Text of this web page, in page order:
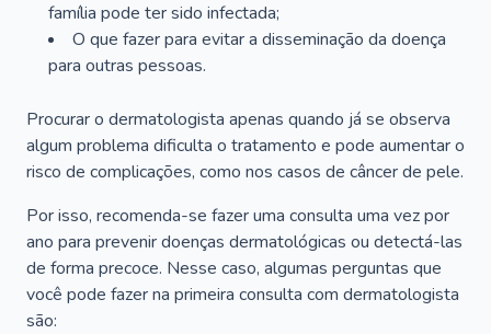
família pode ter sido infectada;
O que fazer para evitar a disseminação da doença
para outras pessoas.
Procurar o dermatologista apenas quando já se observa
algum problema dificulta o tratamento e pode aumentar o
risco de complicações, como nos casos de câncer de pele.
Por isso, recomenda-se fazer uma consulta uma vez por
ano para prevenir doenças dermatológicas ou detectá-las
de forma precoce. Nesse caso, algumas perguntas que
você pode fazer na primeira consulta com dermatologista
são: